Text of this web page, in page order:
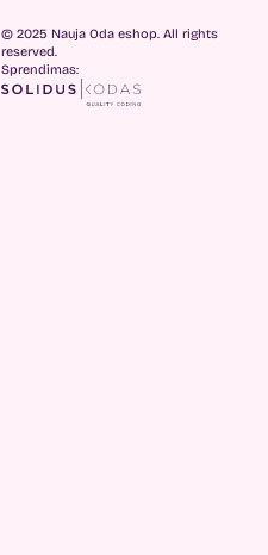
© 2025 Nauja Oda eshop. All rights
reserved.
Sprendimas: